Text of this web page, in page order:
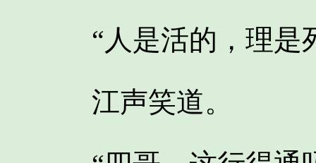
“人是活的，理是
江声笑道。